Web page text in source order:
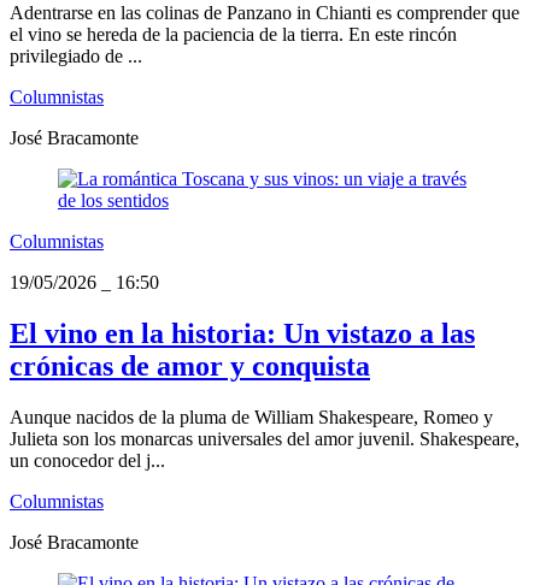
Adentrarse en las colinas de Panzano in Chianti es comprender que
el vino se hereda de la paciencia de la tierra. En este rincón
privilegiado de ...
Columnistas
José Bracamonte
Columnistas
19/05/2026
16:50
El vino en la historia: Un vistazo a las
crónicas de amor y conquista
Aunque nacidos de la pluma de William Shakespeare, Romeo y
Julieta son los monarcas universales del amor juvenil. Shakespeare,
un conocedor del j...
Columnistas
José Bracamonte